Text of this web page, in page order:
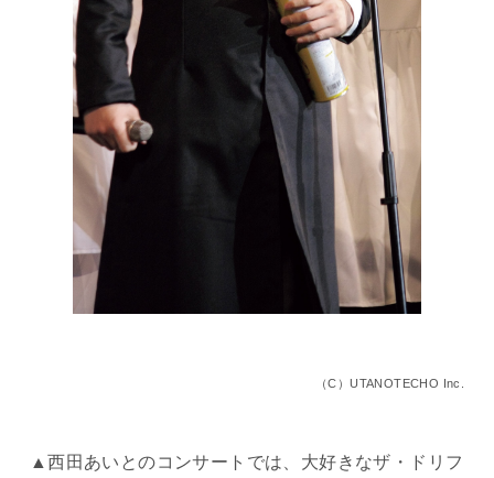
（C）UTANOTECHO Inc.
▲西田あいとのコンサートでは、大好きなザ・ドリフ